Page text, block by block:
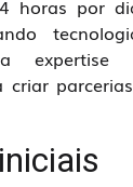
horas por
criar